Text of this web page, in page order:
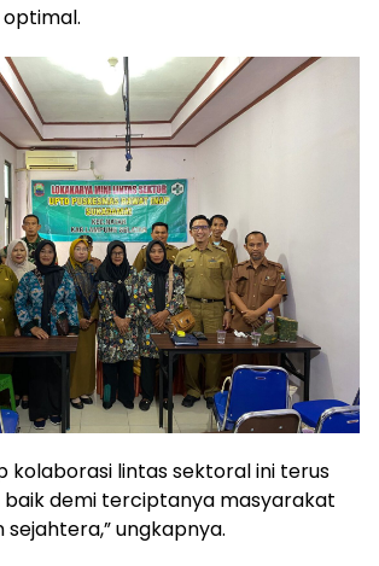
kolaborasi lintas sektoral ini terus
baik demi terciptanya masyarakat
ungkapnya.